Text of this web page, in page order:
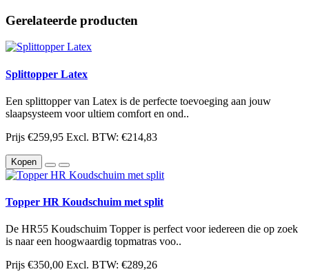
Gerelateerde producten
Splittopper Latex
Een splittopper van Latex is de perfecte toevoeging aan jouw
slaapsysteem voor ultiem comfort en ond..
Prijs €259,95 Excl. BTW: €214,83
Kopen
Topper HR Koudschuim met split
De HR55 Koudschuim Topper is perfect voor iedereen die op zoek
is naar een hoogwaardig topmatras voo..
Prijs €350,00 Excl. BTW: €289,26